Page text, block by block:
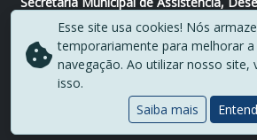
Família
(19) 3417-8801 (Cadastro Único) /
Rua Monsenhor Manoel Francisco
Desenvolvido por
Centro de Informática
Esse site usa cookies! Nós
temporariamente para melhorar a
navegação. Ao utilizar nosso site,
isso.
Saiba mais